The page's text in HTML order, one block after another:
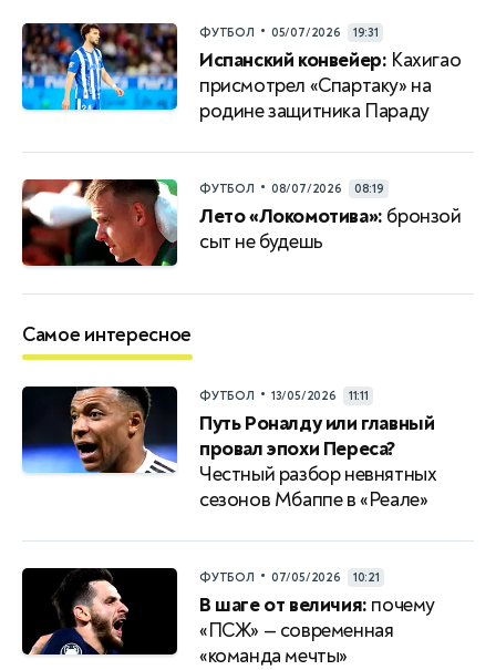
ФУТБОЛ • 05/07/2026 19:31
Испанский конвейер: Кахигао
присмотрел «Спартаку» на
родине защитника Параду
ФУТБОЛ • 08/07/2026 08:19
Лето «Локомотива»: бронзой
сыт не будешь
Самое интересное
ФУТБОЛ • 13/05/2026 11:11
Путь Роналду или главный
провал эпохи Переса?
Честный разбор невнятных
сезонов Мбаппе в «Реале»
ФУТБОЛ • 07/05/2026 10:21
В шаге от величия: почему
«ПСЖ» — современная
«команда мечты»